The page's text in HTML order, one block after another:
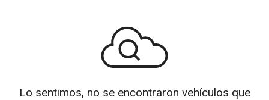
Lo sentimos, no se encontraron vehículos que